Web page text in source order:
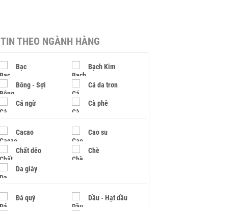
TIN THEO NGÀNH HÀNG
Bạc Bạch Kim
Bông - Sợi Cá da trơn
Cá ngừ Cà phê
Cacao Cao su
Chất dẻo Chè
Da giày
Đá quý Dầu - Hạt dầu